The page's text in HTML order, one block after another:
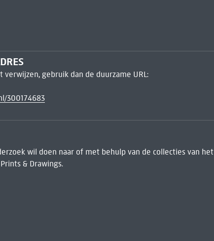
verwijzen, gebruik dan de duurzame URL:
300174683
wil doen naar of met behulp van de collecties van het
& Drawings.